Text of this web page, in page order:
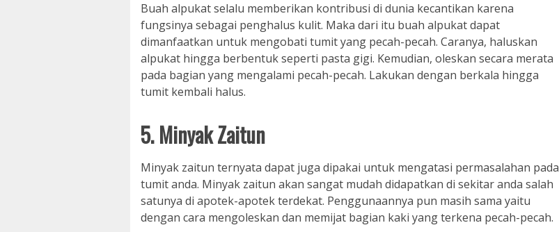
Buah alpukat selalu memberikan kontribusi di dunia kecantikan karena
fungsinya sebagai penghalus kulit. Maka dari itu buah alpukat dapat
dimanfaatkan untuk mengobati tumit yang pecah-pecah. Caranya, haluskan
alpukat hingga berbentuk seperti pasta gigi. Kemudian, oleskan secara merata
pada bagian yang mengalami pecah-pecah. Lakukan dengan berkala hingga
tumit kembali halus.
5. Minyak Zaitun
Minyak zaitun ternyata dapat juga dipakai untuk mengatasi permasalahan pada
tumit anda. Minyak zaitun akan sangat mudah didapatkan di sekitar anda salah
satunya di apotek-apotek terdekat. Penggunaannya pun masih sama yaitu
dengan cara mengoleskan dan memijat bagian kaki yang terkena pecah-pecah.